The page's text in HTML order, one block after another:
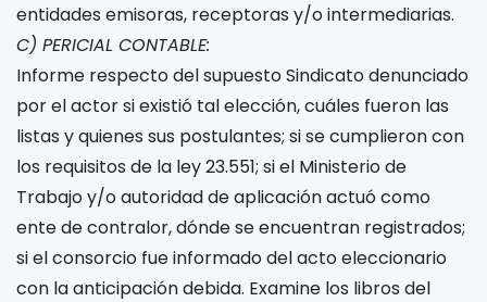
entidades emisoras, receptoras y/o intermediarias.
C) PERICIAL CONTABLE:
Informe respecto del supuesto Sindicato denunciado
por el actor si existió tal elección, cuáles fueron las
listas y quienes sus postulantes; si se cumplieron con
los requisitos de la ley 23.551; si el Ministerio de
Trabajo y/o autoridad de aplicación actuó como
ente de contralor, dónde se encuentran registrados;
si el consorcio fue informado del acto eleccionario
con la anticipación debida. Examine los libros del